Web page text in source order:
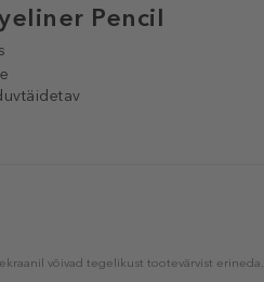
Pencil
võivad tegelikust tootevärvist erineda.